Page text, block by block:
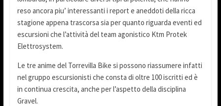
reso ancora piu’ interessanti i report e aneddoti della ricca
stagione appena trascorsa sia per quanto riguarda eventi ed
escursioni che l’attività del team agonistico Ktm Protek
Elettrosystem.
Le tre anime del Torrevilla Bike si possono riassumere infatti
nel gruppo escursionisti che consta di oltre 100 iscritti ed è
in continua crescita, anche per l’aspetto della disciplina
Gravel.